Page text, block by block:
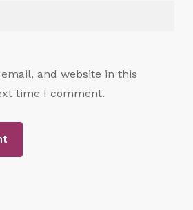
and website in this
time I comment.